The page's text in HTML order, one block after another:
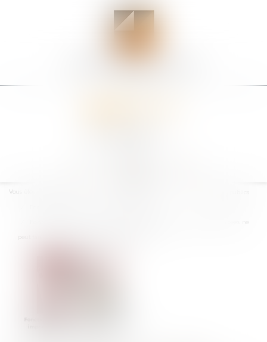
Vous êtes ici :